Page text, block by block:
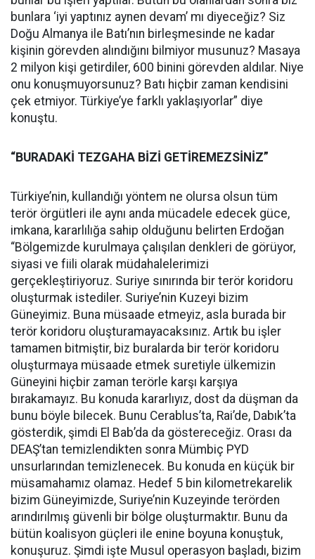
bunlara ‘iyi yaptınız aynen devam’ mı diyeceğiz? Siz
Doğu Almanya ile Batı’nın birleşmesinde ne kadar
kişinin görevden alındığını bilmiyor musunuz? Masaya
2 milyon kişi getirdiler, 600 binini görevden aldılar. Niye
onu konuşmuyorsunuz? Batı hiçbir zaman kendisini
çek etmiyor. Türkiye’ye farklı yaklaşıyorlar” diye
konuştu.
“BURADAKİ TEZGAHA BİZİ GETİREMEZSİNİZ”
Türkiye’nin, kullandığı yöntem ne olursa olsun tüm
terör örgütleri ile aynı anda mücadele edecek güce,
imkana, kararlılığa sahip olduğunu belirten Erdoğan
“Bölgemizde kurulmaya çalışılan denkleri de görüyor,
siyasi ve fiili olarak müdahalelerimizi
gerçekleştiriyoruz. Suriye sınırında bir terör koridoru
oluşturmak istediler. Suriye’nin Kuzeyi bizim
Güneyimiz. Buna müsaade etmeyiz, asla burada bir
terör koridoru oluşturamayacaksınız. Artık bu işler
tamamen bitmiştir, biz buralarda bir terör koridoru
oluşturmaya müsaade etmek suretiyle ülkemizin
Güneyini hiçbir zaman terörle karşı karşıya
bırakamayız. Bu konuda kararlıyız, dost da düşman da
bunu böyle bilecek. Bunu Cerablus’ta, Rai’de, Dabık’ta
gösterdik, şimdi El Bab’da da göstereceğiz. Orası da
DEAŞ’tan temizlendikten sonra Mümbiç PYD
unsurlarından temizlenecek. Bu konuda en küçük bir
müsamahamız olamaz. Hedef 5 bin kilometrekarelik
bizim Güneyimizde, Suriye’nin Kuzeyinde terörden
arındırılmış güvenli bir bölge oluşturmaktır. Bunu da
bütün koalisyon güçleri ile enine boyuna konuştuk,
konuşuruz. Şimdi işte Musul operasyon başladı, bizim